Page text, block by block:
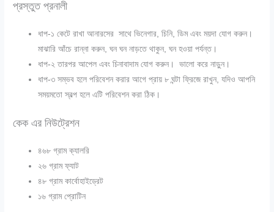
প্রস্তুত প্রনালী
ধাপ-১কেটে রাখা আনারসের সাথে ভিনেগার, চিনি, ডিম এবং ময়দা যোগ করুন।
মাঝারি আঁচে রান্না করুন, ঘন ঘন নাড়তে থাকুন, ঘন হওয়া পর্যন্ত।
ধাপ-২তারপর আপেল এবং চিনাবাদাম যোগ করুন। ভালো করে নাড়ুন।
ধাপ-৩সম্ভব হলে পরিবেশন করার আগে প্রায় ৮ ঘন্টা ফ্রিজে রাখুন, যদিও আপনি
সময়মতো স্বল্প হলে এটি পরিবেশন করা ঠিক।
কেক এর নিউট্রেশন
৪৬৮ গ্রাম ক্যালরি
২৬ গ্রাম ফ্যাট
৪৮ গ্রাম কার্বোহাইড্রেট
১৬ গ্রাম প্রোটিন